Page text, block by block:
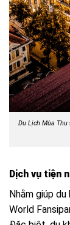
Du Lịch Mùa Thu
Dịch vụ tiện
Nhằm giúp
World